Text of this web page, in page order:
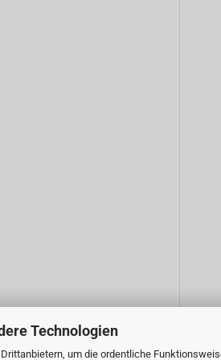
Technologien
um die ordentliche